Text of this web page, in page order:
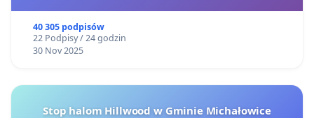
40 305 podpisów
22 Podpisy / 24 godzin
30 Nov 2025
Stop halom Hillwood w Gminie Michałowice